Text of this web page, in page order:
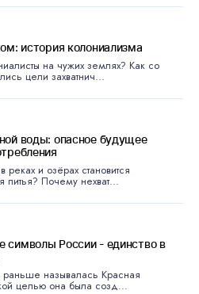
история колониализма
на чужих землях? Как со
цели захватнич...
воды: опасное будущее
реках и озёрах становится
питья? Почему нехват...
символы России - единство в
раньше называлась Красная
целью она была созд...